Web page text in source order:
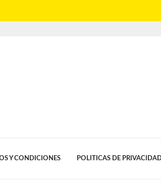
Y CONDICIONES POLITICAS DE